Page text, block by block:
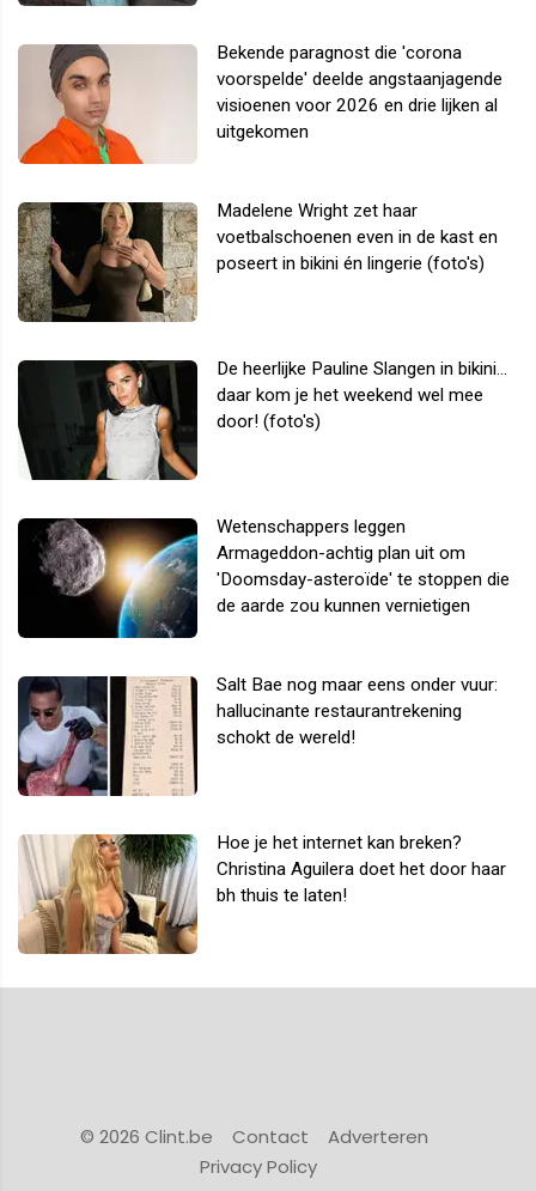
Bekende paragnost die 'corona
voorspelde' deelde angstaanjagende
visioenen voor 2026 en drie lijken al
uitgekomen
Madelene Wright zet haar
voetbalschoenen even in de kast en
poseert in bikini én lingerie (foto's)
De heerlijke Pauline Slangen in bikini...
daar kom je het weekend wel mee
door! (foto's)
Wetenschappers leggen
Armageddon-achtig plan uit om
'Doomsday-asteroïde' te stoppen die
de aarde zou kunnen vernietigen
Salt Bae nog maar eens onder vuur:
hallucinante restaurantrekening
schokt de wereld!
Hoe je het internet kan breken?
Christina Aguilera doet het door haar
bh thuis te laten!
© 2026 Clint.be Contact
Adverteren
Privacy Policy